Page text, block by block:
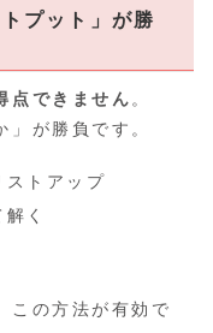
プット」が勝
点できません 。
が勝負です。
ストアップ
く
この方法が有効で